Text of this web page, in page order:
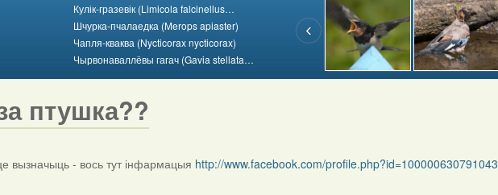
Кулік-гразевік (Limicola falcinellus…
Шчурка-пчалаедка (Merops apiaster)
Чапля-кваква (Nycticorax nycticorax)
Чырвонаваллёвы гагач (Gavia stellata…
птушка??
вызначыць - вось тут інфармацыя http://www.facebook.com/profile.php?id=100000630791043